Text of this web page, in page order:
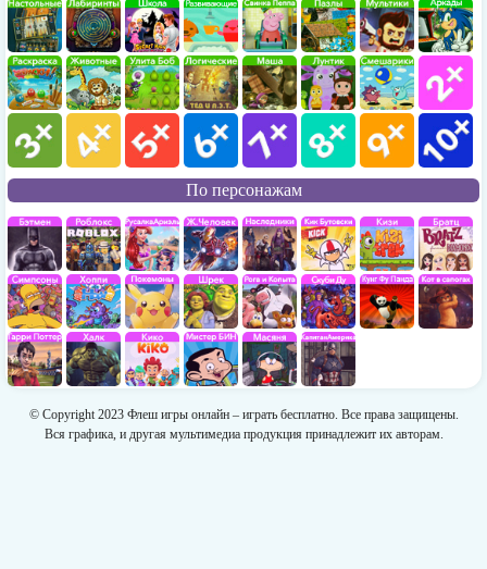
По персонажам
© Copyright 2023 Флеш игры онлайн – играть бесплатно. Все права защищены.
Вся графика, и другая мультимедиа продукция принадлежит их авторам.